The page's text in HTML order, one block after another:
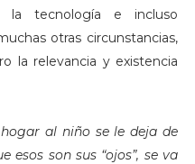
la tecnología e incluso
otras circunstancias,
la relevancia y existencia
al niño se le deja de
esos son sus “ojos”, se va